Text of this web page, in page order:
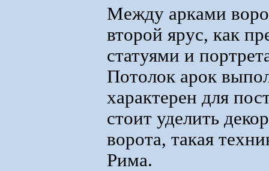
Между арками
второй ярус, как
статуями и
Потолок арок
характерен для
стоит уделить
ворота, такая
Рима.